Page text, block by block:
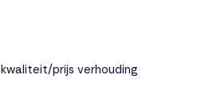
prijs verhouding